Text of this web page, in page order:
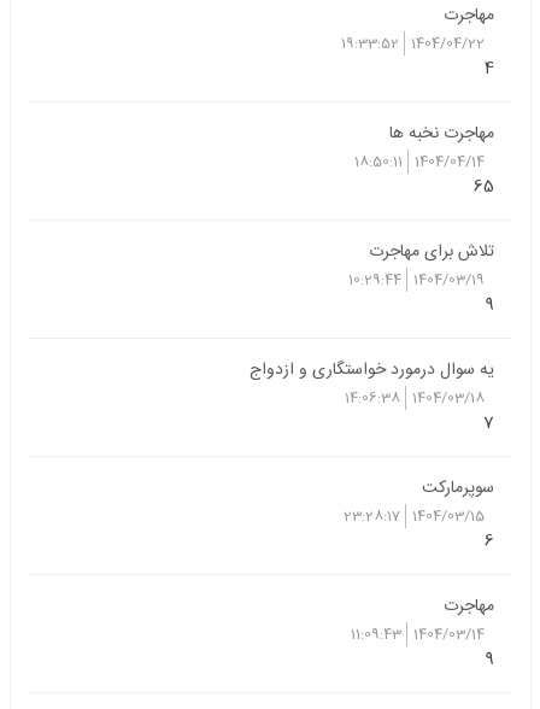
مهاجرت
1404/04/22
19:33:52
4
مهاجرت نخبه ها
1404/04/14
18:50:11
65
تلاش برای مهاجرت
1404/03/19
10:29:44
9
یه سوال درمورد خواستگاری و ازدواج
1404/03/18
14:06:38
7
سوپرمارکت
1404/03/15
23:28:17
6
مهاجرت
1404/03/14
11:09:43
9